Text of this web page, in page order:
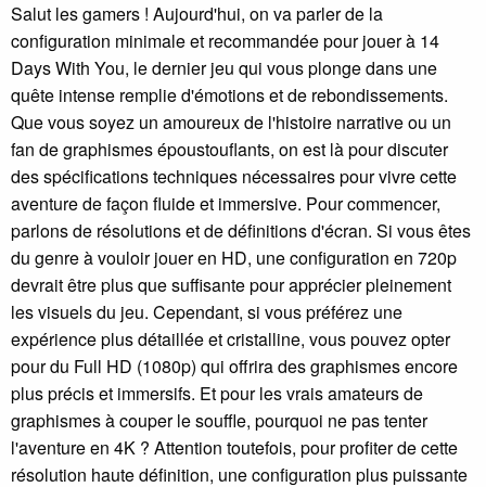
Salut les gamers ! Aujourd'hui, on va parler de la
configuration minimale et recommandée pour jouer à 14
Days With You, le dernier jeu qui vous plonge dans une
quête intense remplie d'émotions et de rebondissements.
Que vous soyez un amoureux de l'histoire narrative ou un
fan de graphismes époustouflants, on est là pour discuter
des spécifications techniques nécessaires pour vivre cette
aventure de façon fluide et immersive. Pour commencer,
parlons de résolutions et de définitions d'écran. Si vous êtes
du genre à vouloir jouer en HD, une configuration en 720p
devrait être plus que suffisante pour apprécier pleinement
les visuels du jeu. Cependant, si vous préférez une
expérience plus détaillée et cristalline, vous pouvez opter
pour du Full HD (1080p) qui offrira des graphismes encore
plus précis et immersifs. Et pour les vrais amateurs de
graphismes à couper le souffle, pourquoi ne pas tenter
l'aventure en 4K ? Attention toutefois, pour profiter de cette
résolution haute définition, une configuration plus puissante